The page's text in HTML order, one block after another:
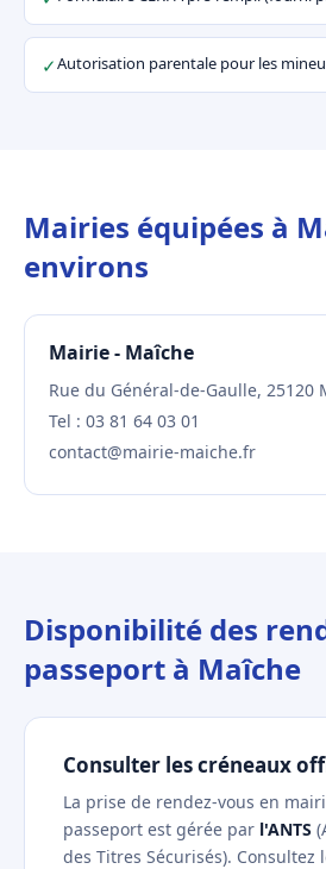
✓Autorisation parentale pour les
Mairies équipées à
environs
Mairie - Maîche
Rue du Général-de-Gaulle, 25120
Tel : 03 81 64 03 01
contact@mairie-maiche.fr
Disponibilité des
passeport à Maîche
Consulter les créneaux
La prise de rendez-vous en
passeport est gérée par l'ANTS
des Titres Sécurisés). Consultez